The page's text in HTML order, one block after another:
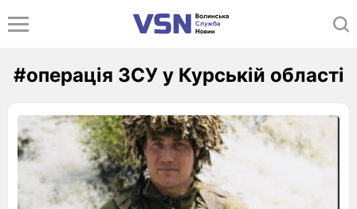
#операція ЗСУ у Курській області